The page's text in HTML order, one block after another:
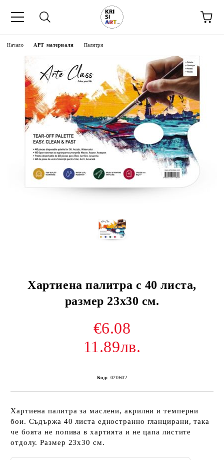
Начало АРТ материали Палитри
Хартиена палитра с 40 листа,
размер 23х30 см.
€6.08
11.89лв.
Код: 020602
Хартиена палитра за маслени, акрилни и темперни
бои. Съдържа 40 листа едностранно гланцирани, така
че боята не попива в хартията и не цапа листите
отдолу. Размер 23х30 см.